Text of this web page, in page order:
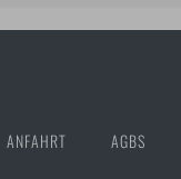
ANFAHRT AGBS